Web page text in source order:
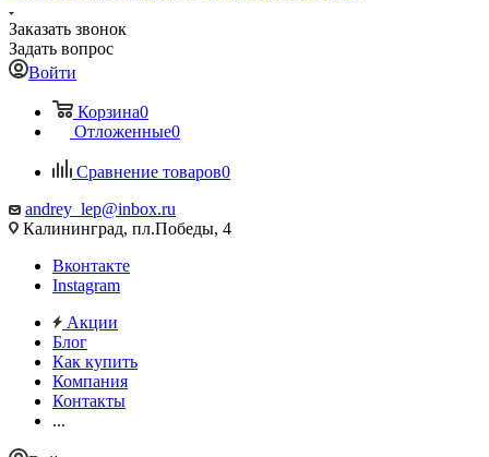
Заказать звонок
Задать вопрос
Войти
Корзина0
Отложенные0
Сравнение товаров0
andrey_lep@inbox.ru
Калининград, пл.Победы, 4
Вконтакте
Instagram
Акции
Блог
Как купить
Компания
Контакты
...